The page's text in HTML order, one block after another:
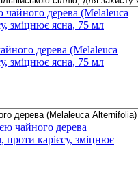
дерева (Melaleuca
зміцнює ясна, 75 мл